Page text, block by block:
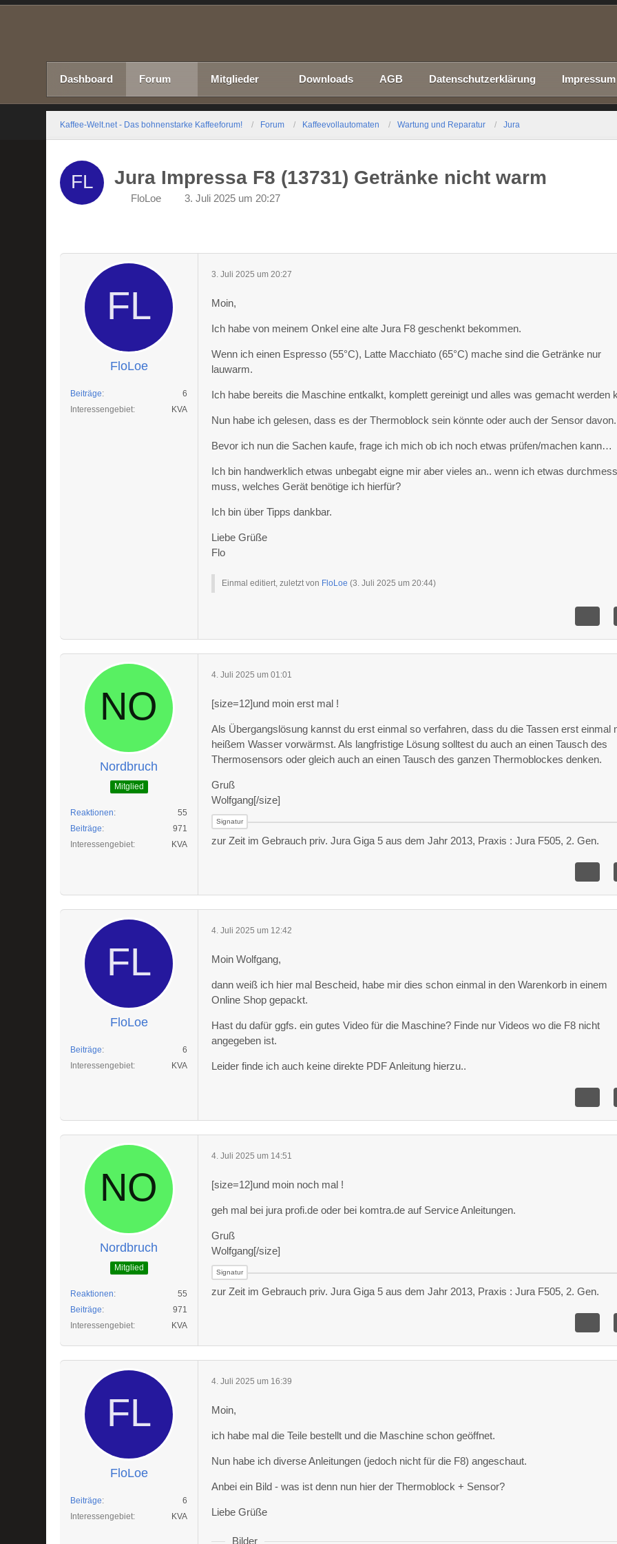
Dashboard Forum Mitglieder Downloads AGB Datenschutzerklärung Impressum
Kaffee-Welt.net - Das bohnenstarke Kaffeeforum! Forum Kaffeevollautomaten Wartung und Reparatur Jura
Jura Impressa F8 (13731) Getränke nicht warm
FloLoe 3. Juli 2025 um 20:27
FloLoe
Beiträge
6
Interessengebiet
KVA
3. Juli 2025 um 20:27
Moin,
Ich habe von meinem Onkel eine alte Jura F8 geschenkt bekommen.
Wenn ich einen Espresso (55°C), Latte Macchiato (65°C) mache sind die Getränke nur
lauwarm.
Ich habe bereits die Maschine entkalkt, komplett gereinigt und alles was gemacht werden
Nun habe ich gelesen, dass es der Thermoblock sein könnte oder auch der Sensor davon.
Bevor ich nun die Sachen kaufe, frage ich mich ob ich noch etwas prüfen/machen kann…
Ich bin handwerklich etwas unbegabt eigne mir aber vieles an.. wenn ich etwas
muss, welches Gerät benötige ich hierfür?
Ich bin über Tipps dankbar.
Liebe Grüße
Flo
Einmal editiert, zuletzt von FloLoe (3. Juli 2025 um 20:44)
Nordbruch
Mitglied
Reaktionen
55
Beiträge
971
Interessengebiet
KVA
4. Juli 2025 um 01:01
[size=12]und moin erst mal !
Als Übergangslösung kannst du erst einmal so verfahren, dass du die Tassen erst einmal
heißem Wasser vorwärmst. Als langfristige Lösung solltest du auch an einen Tausch des
Thermosensors oder gleich auch an einen Tausch des ganzen Thermoblockes denken.
Gruß
Wolfgang[/size]
zur Zeit im Gebrauch priv. Jura Giga 5 aus dem Jahr 2013, Praxis : Jura F505, 2. Gen.
FloLoe
Beiträge
6
Interessengebiet
KVA
4. Juli 2025 um 12:42
Moin Wolfgang,
dann weiß ich hier mal Bescheid, habe mir dies schon einmal in den Warenkorb in einem
Online Shop gepackt.
Hast du dafür ggfs. ein gutes Video für die Maschine? Finde nur Videos wo die F8 nicht
angegeben ist.
Leider finde ich auch keine direkte PDF Anleitung hierzu..
Nordbruch
Mitglied
Reaktionen
55
Beiträge
971
Interessengebiet
KVA
4. Juli 2025 um 14:51
[size=12]und moin noch mal !
geh mal bei jura profi.de oder bei komtra.de auf Service Anleitungen.
Gruß
Wolfgang[/size]
zur Zeit im Gebrauch priv. Jura Giga 5 aus dem Jahr 2013, Praxis : Jura F505, 2. Gen.
FloLoe
Beiträge
6
Interessengebiet
KVA
4. Juli 2025 um 16:39
Moin,
ich habe mal die Teile bestellt und die Maschine schon geöffnet.
Nun habe ich diverse Anleitungen (jedoch nicht für die F8) angeschaut.
Anbei ein Bild - was ist denn nun hier der Thermoblock + Sensor?
Liebe Grüße
Bilder